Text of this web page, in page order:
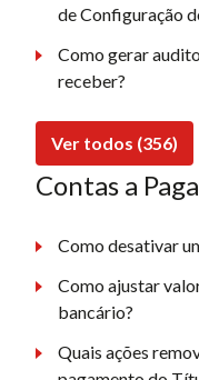
de Configuração
Como gerar
receber?
Ver todos (356)
Contas a
Como desativar
Como ajustar
bancário?
Quais ações